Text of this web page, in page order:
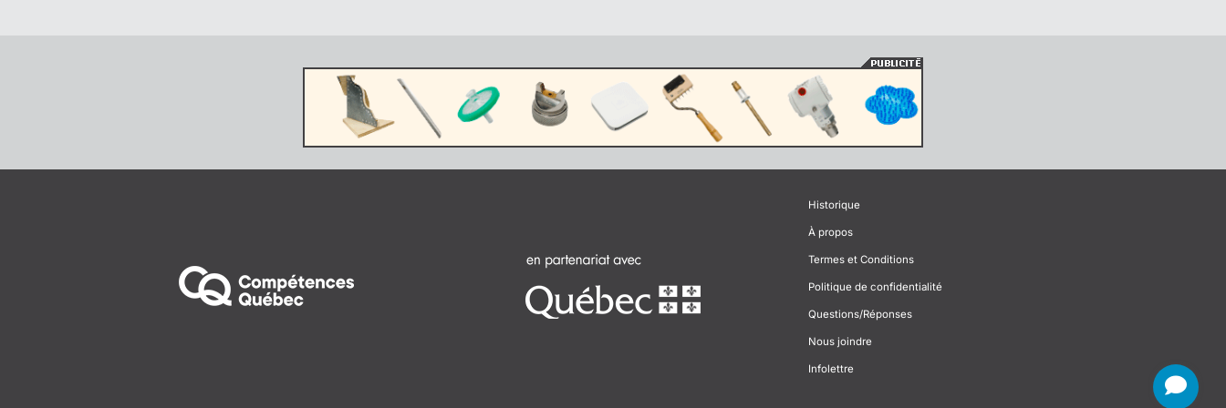
Historique
À propos
Termes et Conditions
Politique de confidentialité
Questions/Réponses
Nous joindre
Infolettre